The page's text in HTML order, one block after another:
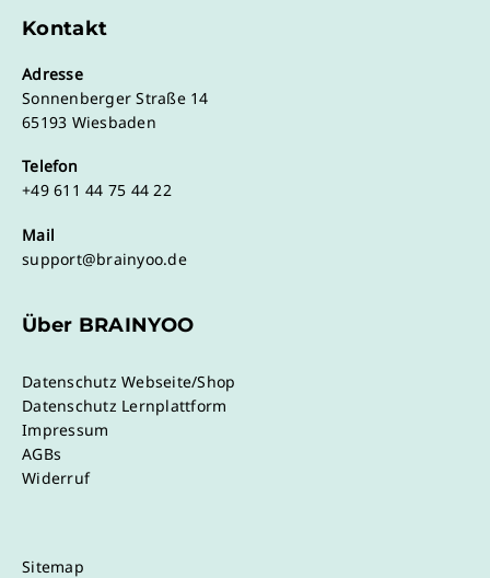
Kontakt
Adresse
Sonnenberger Straße 14
65193 Wiesbaden
Telefon
+49 611 44 75 44 22
Mail
support@brainyoo.de
Über BRAINYOO
Datenschutz Webseite/Shop
Datenschutz Lernplattform
Impressum
AGBs
Widerruf
Sitemap